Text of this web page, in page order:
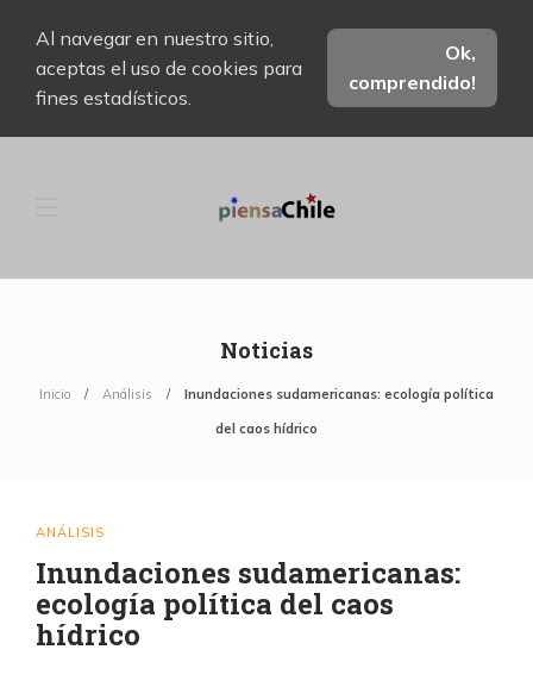
Al navegar en nuestro sitio,
aceptas el uso de cookies para
fines estadísticos.
Ok,
comprendido!
Noticias
Inicio Análisis Inundaciones sudamericanas: ecología política
del caos hídrico
ANÁLISIS
Inundaciones sudamericanas:
ecología política del caos
hídrico